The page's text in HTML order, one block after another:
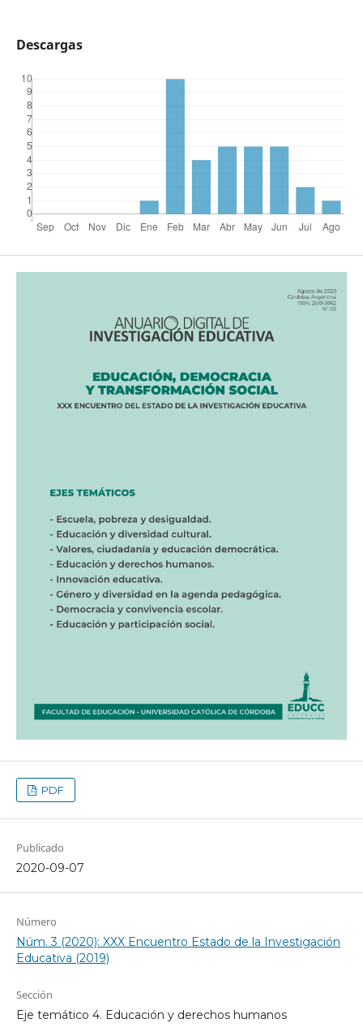
Descargas
PDF
Publicado
2020-09-07
Número
Núm. 3 (2020): XXX Encuentro Estado de la Investigación
Educativa (2019)
Sección
Eje temático 4. Educación y derechos humanos